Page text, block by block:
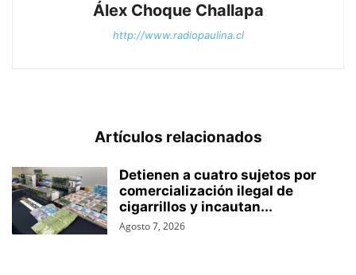
Álex Choque Challapa
http://www.radiopaulina.cl
Artículos relacionados
Detienen a cuatro sujetos por
comercialización ilegal de
cigarrillos y incautan...
Agosto 7, 2026